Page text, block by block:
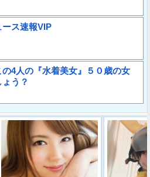
ース速報VIP
の4人の『水着美女』５０歳の女
う？